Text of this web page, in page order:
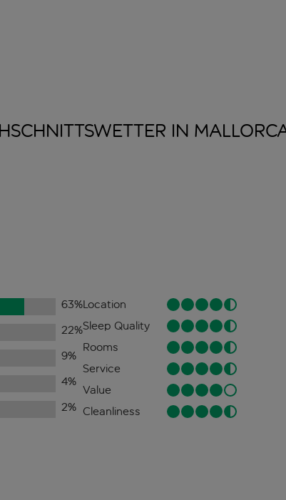
IN
63%
22%
9%
4%
2%
Location
Sleep Quality
Rooms
Service
Value
Cleanliness